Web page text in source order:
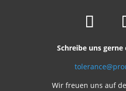
Schreibe uns gerne
Wir freuen uns auf